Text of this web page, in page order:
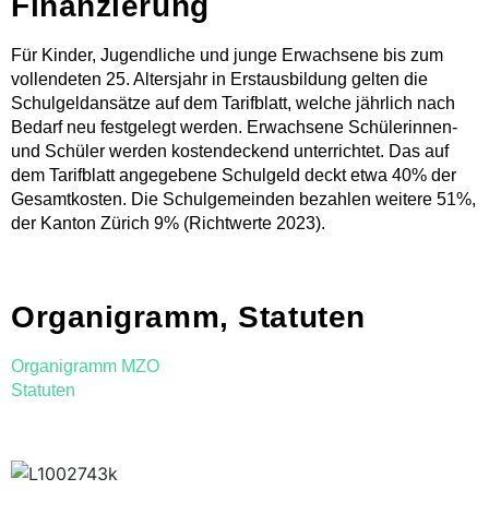
Über uns
Administratives
MZO Bühne
MZO in der Volksschule
Für Kinder, Jugendliche und junge Erwachsene bis zum
vollendeten 25. Altersjahr in Erstausbildung gelten die
Schulgeldansätze auf dem Tarifblatt, welche jährlich nach
Bedarf neu festgelegt werden. Erwachsene Schülerinnen-
und Schüler werden kostendeckend unterrichtet. Das auf
dem Tarifblatt angegebene Schulgeld deckt etwa 40% der
Gesamtkosten. Die Schulgemeinden bezahlen weitere 51%,
der Kanton Zürich 9% (Richtwerte 2023).
Organigramm, Statuten
Organigramm MZO
Statuten​